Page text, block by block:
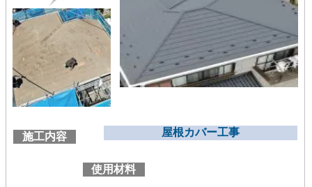
施工内容 屋根カバー工事
使用材料